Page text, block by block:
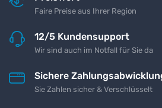
Faire Preise aus Ihrer Region
12/5 Kundensupport
Wir sind auch im Notfall für Sie da
Sichere
Sie Zahlen sicher & Verschlüsselt